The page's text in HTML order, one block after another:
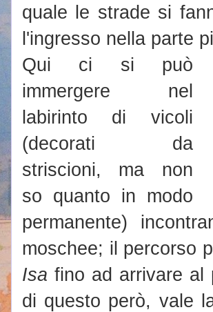
quale le strade si
l'ingresso nella parte
Qui ci si può
immergere nel
labirinto di vicoli
(decorati da
striscioni, ma non
so quanto in modo
permanente)
moschee; il percorso
Isa fino ad arrivare al
di questo però, vale